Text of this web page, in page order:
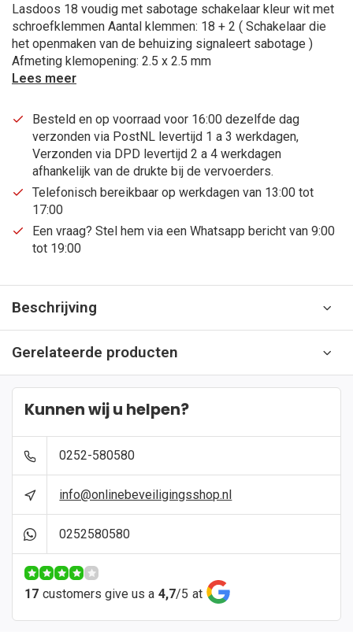
Lasdoos 18 voudig met sabotage schakelaar kleur wit met
schroefklemmen Aantal klemmen: 18 + 2 ( Schakelaar die
het openmaken van de behuizing signaleert sabotage )
Afmeting klemopening: 2.5 x 2.5 mm
Lees meer
Besteld en op voorraad voor 16:00 dezelfde dag
verzonden via PostNL levertijd 1 a 3 werkdagen,
Verzonden via DPD levertijd 2 a 4 werkdagen
afhankelijk van de drukte bij de vervoerders.
Telefonisch bereikbaar op werkdagen van 13:00 tot
17:00
Een vraag? Stel hem via een Whatsapp bericht van 9:00
tot 19:00
Beschrijving
Gerelateerde producten
Kunnen wij u helpen?
0252-580580
info@onlinebeveiligingsshop.nl
0252580580
17 customers give us a 4,7/5 at